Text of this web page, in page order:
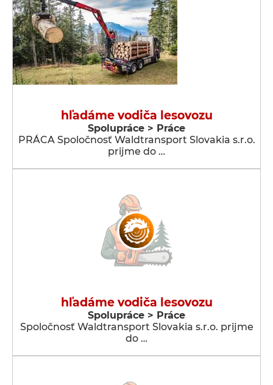
hľadáme vodiča lesovozu
Spolupráce > Práce
PRÁCA Spoločnosť Waldtransport Slovakia s.r.o.
prijme do …
hľadáme vodiča lesovozu
Spolupráce > Práce
Spoločnosť Waldtransport Slovakia s.r.o. prijme
do …